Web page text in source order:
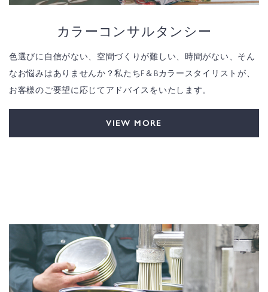
カラーコンサルタンシー
色選びに自信がない、空間づくりが難しい、時間がない、そん
なお悩みはありませんか？私たちF＆Bカラースタイリストが、
お客様のご要望に応じてアドバイスをいたします。
VIEW MORE